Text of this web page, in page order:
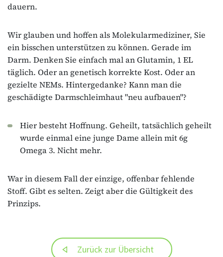
dauern.
Wir glauben und hoffen als Molekularmediziner, Sie
ein bisschen unterstützen zu können. Gerade im
Darm. Denken Sie einfach mal an Glutamin, 1 EL
täglich. Oder an genetisch korrekte Kost. Oder an
gezielte NEMs. Hintergedanke? Kann man die
geschädigte Darmschleimhaut "neu aufbauen"?
Hier besteht Hoffnung. Geheilt, tatsächlich geheilt
wurde einmal eine junge Dame allein mit 6g
Omega 3. Nicht mehr.
War in diesem Fall der einzige, offenbar fehlende
Stoff. Gibt es selten. Zeigt aber die Gültigkeit des
Prinzips.
Zurück zur Übersicht